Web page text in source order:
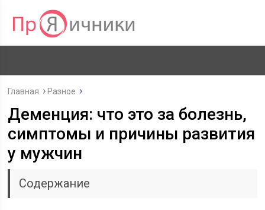
Главная Разное
Деменция: что это за болезнь,
симптомы и причины развития
у мужчин
Содержание